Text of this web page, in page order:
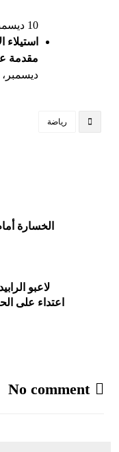
10 ديسمبر، 2025
مقدمة
ديسمبر،
رياضة
الخسارة
لاعبو
اعتداء على
No comment